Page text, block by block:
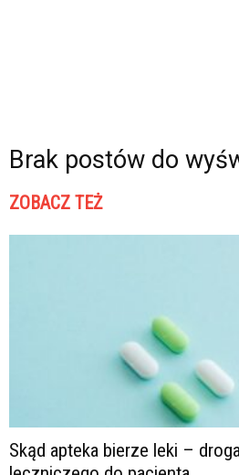
Brak postów do
ZOBACZ TEŻ
Skąd apteka bierze leki –